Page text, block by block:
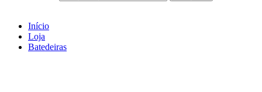
Início
Loja
Batedeiras